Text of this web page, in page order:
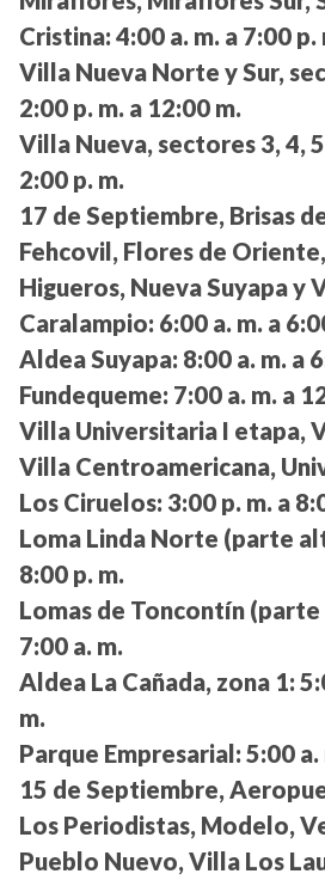
Cristina: 4:00 a. m. a 7:00 p.
Villa Nueva Norte y Sur,
2:00 p. m. a 12:00 m.
Villa Nueva, sectores 3, 4,
2:00 p. m.
17 de Septiembre, Brisas
Fehcovil, Flores de
Higueros, Nueva Suyapa y
Caralampio: 6:00 a. m. a
Aldea Suyapa: 8:00 a. m. a
Fundequeme: 7:00 a. m. a
Villa Universitaria I etapa,
Villa Centroamericana,
Los Ciruelos: 3:00 p. m. a
Loma Linda Norte (parte
8:00 p. m.
Lomas de Toncontín (parte
7:00 a. m.
Aldea La Cañada, zona 1:
m.
Parque Empresarial: 5:00 a.
15 de Septiembre,
Los Periodistas, Modelo,
Pueblo Nuevo, Villa Los